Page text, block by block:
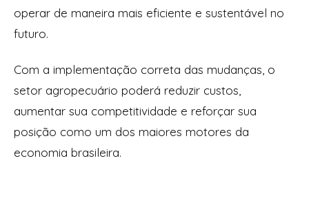
operar de maneira mais eficiente e sustentável no
futuro.
Com a implementação correta das mudanças, o
setor agropecuário poderá reduzir custos,
aumentar sua competitividade e reforçar sua
posição como um dos maiores motores da
economia brasileira.